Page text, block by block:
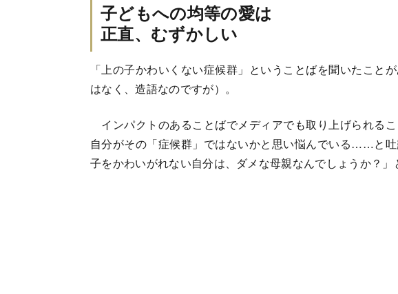
子どもへの均等の愛は
正直、むずかしい
「上の子かわいくない症候群」ということばを聞いたこと
はなく、造語なのですが）。
インパクトのあることばでメディアでも取り上げられる
自分がその「症候群」ではないかと思い悩んでいる……と
子をかわいがれない自分は、ダメな母親なんでしょうか？」